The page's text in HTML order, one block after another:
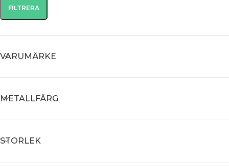
FILTRERA
VARUMÄRKE
METALLFÄRG
STORLEK